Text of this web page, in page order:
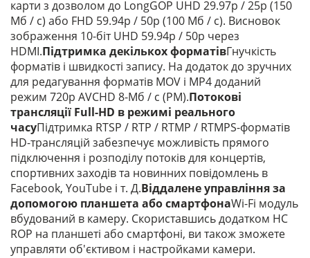
карти з дозволом до LongGOP UHD 29.97p / 25p (150
Мб / с) або FHD 59.94p / 50p (100 Мб / с). Висновок
зображення 10-біт UHD 59.94p / 50p через
HDMI.Підтримка декількох форматівГнучкість
форматів і швидкості запису. На додаток до зручних
для редагування форматів MOV і MP4 доданий
режим 720p AVCHD 8-Мб / с (PM).Потокові
трансляції Full-HD в режимі реального
часуПідтримка RTSP / RTP / RTMP / RTMPS-форматів
HD-трансляцій забезпечує можливість прямого
підключення і розподілу потоків для концертів,
спортивних заходів та новинних повідомлень в
Facebook, YouTube і т. Д.Віддалене управління за
допомогою планшета або смартфонаWi-Fi модуль
вбудований в камеру. Скориставшись додатком HC
ROP на планшеті або смартфоні, ви також зможете
управляти об'єктивом і настройками камери.